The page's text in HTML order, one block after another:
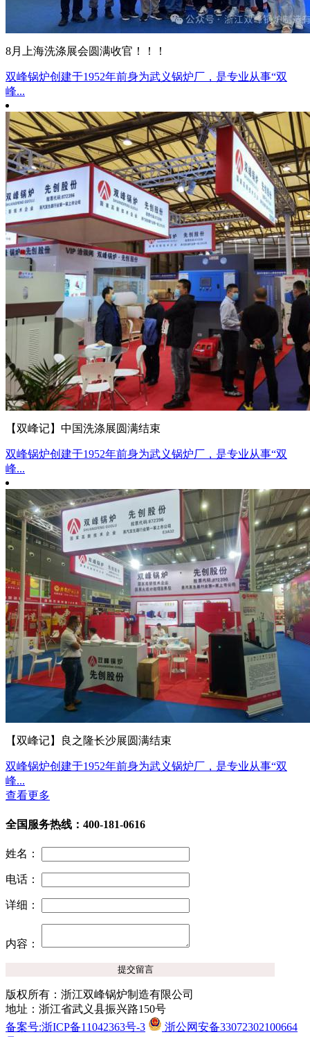
8月上海洗涤展会圆满收官！！！
双峰锅炉创建于1952年前身为武义锅炉厂，是专业从事“双
峰...
【双峰记】中国洗涤展圆满结束
双峰锅炉创建于1952年前身为武义锅炉厂，是专业从事“双
峰...
【双峰记】良之隆长沙展圆满结束
双峰锅炉创建于1952年前身为武义锅炉厂，是专业从事“双
峰...
查看更多
全国服务热线：400-181-0616
姓名：
电话：
详细：
内容：
版权所有：浙江双峰锅炉制造有限公司
地址：浙江省武义县振兴路150号
备案号:浙ICP备11042363号-3
浙公网安备33072302100664